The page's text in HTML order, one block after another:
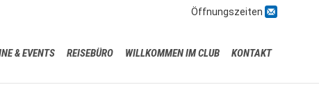
Öffnungszeiten 
& EVENTS REISEBÜRO WILLKOMMEN IM CLUB KONTAKT